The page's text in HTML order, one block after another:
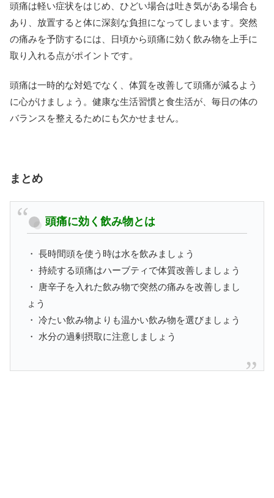
頭痛は軽い症状をはじめ、ひどい場合は吐き気がある場合も
あり、放置すると体に深刻な負担になってしまいます。突然
の痛みを予防するには、日頃から頭痛に効く飲み物を上手に
取り入れる点がポイントです。
頭痛は一時的な対処でなく、体質を改善して頭痛が減るよう
に心がけましょう。健康な生活習慣と食生活が、毎日の体の
バランスを整えるためにも欠かせません。
まとめ
頭痛に効く飲み物とは
・ 長時間頭を使う時は水を飲みましょう
・ 持続する頭痛はハーブティで体質改善しましょう
・ 唐辛子を入れた飲み物で突然の痛みを改善しまし
ょう
・ 冷たい飲み物よりも温かい飲み物を選びましょう
・ 水分の過剰摂取に注意しましょう